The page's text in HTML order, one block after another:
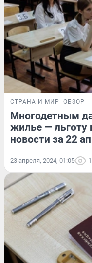
СТРАНА И МИР ОБЗОР
Многодетным
жилье — льготу
новости за 22
23 апреля, 2024, 01:05